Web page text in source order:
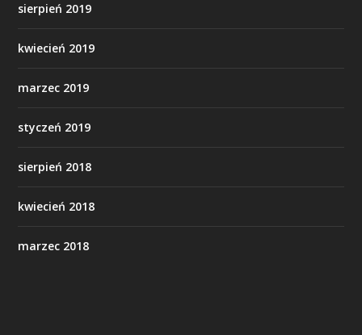
sierpień 2019
kwiecień 2019
marzec 2019
styczeń 2019
sierpień 2018
kwiecień 2018
marzec 2018